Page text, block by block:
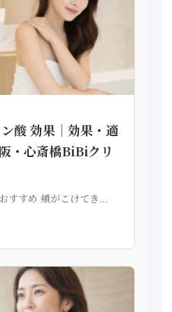
酸 効果｜効果・適
・心斎橋BiBiクリ
すすめ 頬がこけてき...